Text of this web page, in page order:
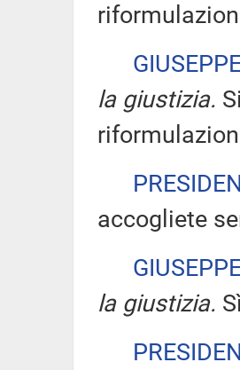
la giustizia.
accogliete
la giustizia.